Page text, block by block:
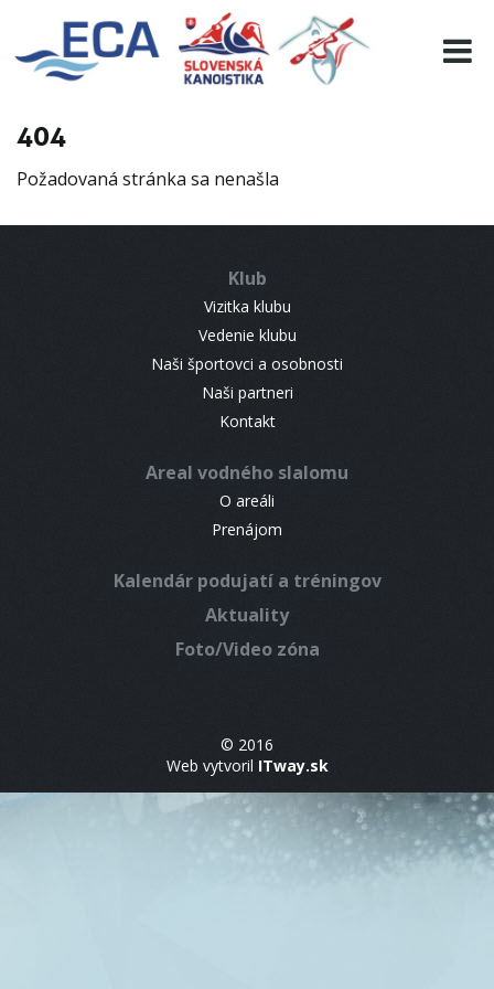
404
Požadovaná stránka sa nenašla
Klub
Vizitka klubu
Vedenie klubu
Naši športovci a osobnosti
Naši partneri
Kontakt
Areal vodného slalomu
O areáli
Prenájom
Kalendár podujatí a tréningov
Aktuality
Foto/Video zóna
© 2016
Web vytvoril ITway.sk
EURO 19
INFO
RESULTS
CONTACT